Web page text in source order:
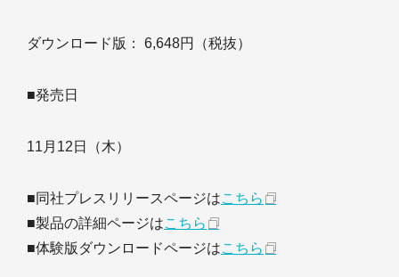
ダウンロード版： 6,648円（税抜）
■発売日
11月12日（木）
■同社プレスリリースページはこちら
■製品の詳細ページはこちら
■体験版ダウンロードページはこちら